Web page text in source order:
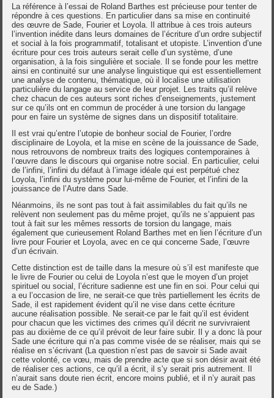
La référence à l’essai de Roland Barthes est précieuse pour tenter de
répondre à ces questions. En particulier dans sa mise en continuité
des œuvre de Sade, Fourier et Loyola. Il attribue à ces trois auteurs
l’invention inédite dans leurs domaines de l’écriture d’un ordre subjectif
et social à la fois programmatif, totalisant et utopiste. L’invention d’une
écriture pour ces trois auteurs serait celle d’un système, d’une
organisation, à la fois singulière et sociale. Il se fonde pour les mettre
ainsi en continuité sur une analyse linguistique qui est essentiellement
une analyse de contenu, thématique, où il localise une utilisation
particulière du langage au service de leur projet. Les traits qu’il relève
chez chacun de ces auteurs sont riches d’enseignements, justement
sur ce qu’ils ont en commun de procéder à une torsion du langage
pour en faire un système de signes dans un dispositif totalitaire.
Il est vrai qu’entre l’utopie de bonheur social de Fourier, l’ordre
disciplinaire de Loyola, et la mise en scène de la jouissance de Sade,
nous retrouvons de nombreux traits des logiques contemporaines à
l’œuvre dans le discours qui organise notre social. En particulier, celui
de l’infini, l’infini du défaut à l’image idéale qui est perpétué chez
Loyola, l’infini du système pour lui-même de Fourier, et l’infini de la
jouissance de l’Autre dans Sade.
Néanmoins, ils ne sont pas tout à fait assimilables du fait qu’ils ne
relèvent non seulement pas du même projet, qu’ils ne s’appuient pas
tout à fait sur les mêmes ressorts de torsion du langage, mais
également que curieusement Roland Barthes met en lien l’écriture d’un
livre pour Fourier et Loyola, avec en ce qui concerne Sade, l’œuvre
d’un écrivain.
Cette distinction est de taille dans la mesure où s’il est manifeste que
le livre de Fourier ou celui de Loyola n’est que le moyen d’un projet
spirituel ou social, l’écriture sadienne est une fin en soi. Pour celui qui
a eu l’occasion de lire, ne serait-ce que très partiellement les écrits de
Sade, il est rapidement évident qu’il ne vise dans cette écriture
aucune réalisation possible. Ne serait-ce par le fait qu’il est évident
pour chacun que les victimes des crimes qu’il décrit ne survivraient
pas au dixième de ce qu’il prévoit de leur faire subir. Il y a donc là pour
Sade une écriture qui n’a pas comme visée de se réaliser, mais qui se
réalise en s’écrivant (La question n’est pas de savoir si Sade avait
cette volonté, ce vœu, mais de prendre acte que si son désir avait été
de réaliser ces actions, ce qu’il a écrit, il s’y serait pris autrement. Il
n’aurait sans doute rien écrit, encore moins publié, et il n’y aurait pas
eu de Sade.)